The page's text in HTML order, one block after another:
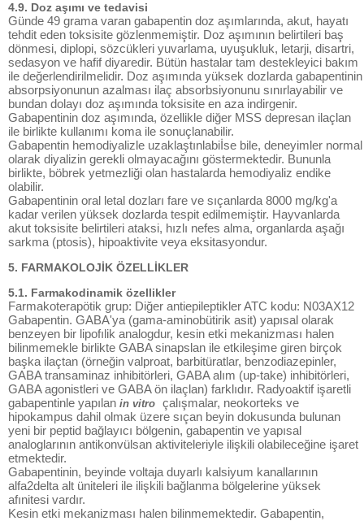
4.9. Doz aşımı ve tedavisi
Günde 49 grama varan gabapentin doz aşımlarında, akut, hayatı
tehdit eden toksisite gözlenmemiştir. Doz aşımının belirtileri baş
dönmesi, diplopi, sözcükleri yuvarlama, uyuşukluk, letarji, disartri,
sedasyon ve hafif diyaredir. Bütün hastalar tam destekleyici bakım
ile değerlendirilmelidir. Doz aşımında yüksek dozlarda gabapentinin
absorpsiyonunun azalması ilaç absorbsiyonunu sınırlayabilir ve
bundan dolayı doz aşımında toksisite en aza indirgenir.
Gabapentinin doz aşımında, özellikle diğer MSS depresan ilaçlan
ile birlikte kullanımı koma ile sonuçlanabilir.
Gabapentin hemodiyalizle uzaklaştınlabiİse bile, deneyimler normal
olarak diyalizin gerekli olmayacağını göstermektedir. Bununla
birlikte, böbrek yetmezliği olan hastalarda hemodiyaliz endike
olabilir.
Gabapentinin oral letal dozları fare ve sıçanlarda 8000 mg/kg'a
kadar verilen yüksek dozlarda tespit edilmemiştir. Hayvanlarda
akut toksisite belirtileri ataksi, hızlı nefes alma, organlarda aşağı
sarkma (ptosis), hipoaktivite veya eksitasyondur.
5. FARMAKOLOJİK ÖZELLİKLER
5.1. Farmakodinamik özellikler
Farmakoterapötik grup: Diğer antiepileptikler ATC kodu: N03AX12
Gabapentin. GABA'ya (gama-aminobütirik asit) yapısal olarak
benzeyen bir lipofılik analogdur, kesin etki mekanizması halen
bilinmemekle birlikte GABA sinapslan ile etkileşime giren birçok
başka ilaçtan (örneğin valproat, barbitüratlar, benzodiazepinler,
GABA transaminaz inhibitörleri, GABA alım (up-take) inhibitörleri,
GABA agonistleri ve GABA ön ilaçlan) farklıdır. Radyoaktif işaretli
gabapentinle yapılan in vitro çalışmalar, neokorteks ve
hipokampus dahil olmak üzere sıçan beyin dokusunda bulunan
yeni bir peptid bağlayıcı bölgenin, gabapentin ve yapısal
analoglarının antikonvülsan aktiviteleriyle ilişkili olabileceğine işaret
etmektedir.
Gabapentinin, beyinde voltaja duyarlı kalsiyum kanallarının
alfa2delta alt üniteleri ile ilişkili bağlanma bölgelerine yüksek
afınitesi vardır.
Kesin etki mekanizması halen bilinmemektedir. Gabapentin,